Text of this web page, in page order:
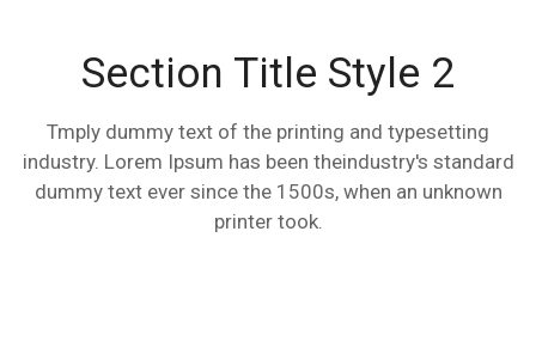
Section Title Style 2
Tmply dummy text of the printing and typesetting
industry. Lorem Ipsum has been theindustry's standard
dummy text ever since the 1500s, when an unknown
printer took.